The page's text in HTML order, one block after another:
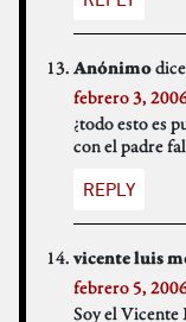
Anónimo
febrero 3,
¿todo esto es
con el padre
REPLY
vicente luis
febrero 5,
Soy el Vicente